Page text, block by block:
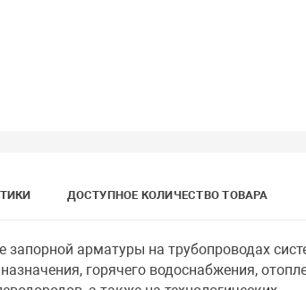
ДОСТУПНОЕ КОЛИЧЕСТВО ТОВАРА
запорной арматуры на трубопроводах
горячего водоснабжения,